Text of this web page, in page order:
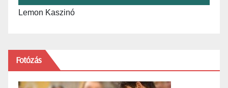
Lemon Kaszinó
Fotózás